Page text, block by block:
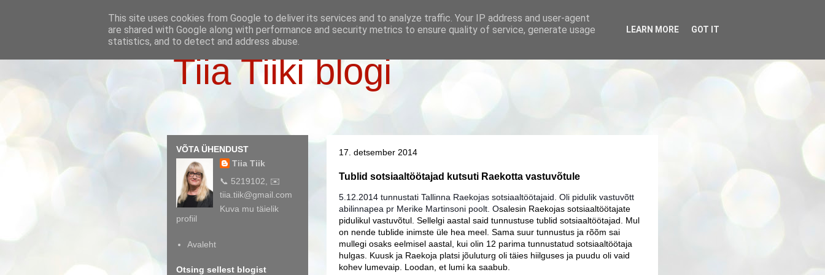
Tiia Tiiki blogi
17. detsember 2014
Tublid sotsiaaltöötajad kutsuti Raekotta vastuvõtule
5.12.2014 tunnustati Tallinna Raekojas sotsiaaltöötajaid. Oli pidulik vastuvõtt
abilinnapea pr Merike Martinsoni poolt. Osalesin Raekojas sotsiaaltöötajate
pidulikul vastuvõtul. Sellelgi aastal said tunnustuse tublid sotsiaaltöötajad. Mul
on nende tublide inimste üle hea meel. Sama suur tunnustus ja rõõm sai
mullegi osaks eelmisel aastal, kui olin 12 parima tunnustatud sotsiaaltöötaja
hulgas. Kuusk ja Raekoja platsi jõuluturg oli täies hiilguses ja puudu oli vaid
kohev lumevaip. Loodan, et lumi ka saabub.
VÕTA ÜHENDUST
Tiia Tiik
📞 5219102, ✉️
tiia.tiik@gmail.com
Kuva mu täielik
profiil
Avaleht
Otsing sellest blogist
This site uses cookies from Google to deliver its services and to analyze traffic. Your IP address and user-agent
are shared with Google along with performance and security metrics to ensure quality of service, generate usage
statistics, and to detect and address abuse.
LEARN MORE GOT IT